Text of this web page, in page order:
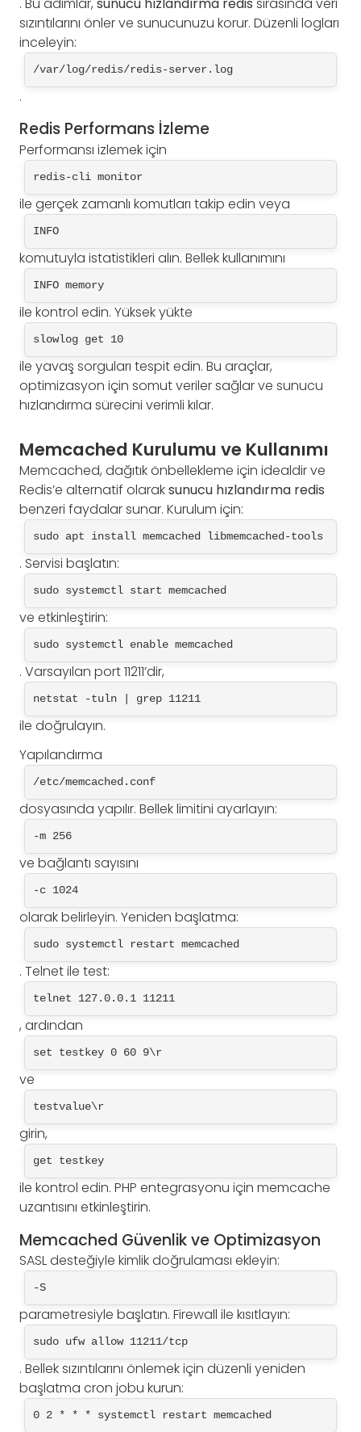
sızıntılarını önler ve sunucunuzu korur. Düzenli logları
inceleyin:
/var/log/redis/redis-server.log
.
Redis Performans İzleme
Performansı izlemek için
redis-cli monitor
ile gerçek zamanlı komutları takip edin veya
INFO
komutuyla istatistikleri alın. Bellek kullanımını
INFO memory
ile kontrol edin. Yüksek yükte
slowlog get 10
ile yavaş sorguları tespit edin. Bu araçlar,
optimizasyon için somut veriler sağlar ve sunucu
hızlandırma sürecini verimli kılar.
Memcached Kurulumu ve Kullanımı
Memcached, dağıtık önbellekleme için idealdir ve
Redis’e alternatif olaraksunucu hızlandırma redis
benzeri faydalar sunar. Kurulum için:
sudo apt install memcached libmemcached-tools
. Servisi başlatın:
sudo systemctl start memcached
ve etkinleştirin:
sudo systemctl enable memcached
. Varsayılan port 11211’dir,
netstat -tuln | grep 11211
ile doğrulayın.
Yapılandırma
/etc/memcached.conf
dosyasında yapılır. Bellek limitini ayarlayın:
-m 256
ve bağlantı sayısını
-c 1024
olarak belirleyin. Yeniden başlatma:
sudo systemctl restart memcached
. Telnet ile test:
telnet 127.0.0.1 11211
, ardından
set testkey 0 60 9\r
ve
testvalue\r
girin,
get testkey
ile kontrol edin. PHP entegrasyonu için memcache
uzantısını etkinleştirin.
Memcached Güvenlik ve Optimizasyon
SASL desteğiyle kimlik doğrulaması ekleyin:
-S
parametresiyle başlatın. Firewall ile kısıtlayın:
sudo ufw allow 11211/tcp
. Bellek sızıntılarını önlemek için düzenli yeniden
başlatma cron jobu kurun:
0 2 * * * systemctl restart memcached